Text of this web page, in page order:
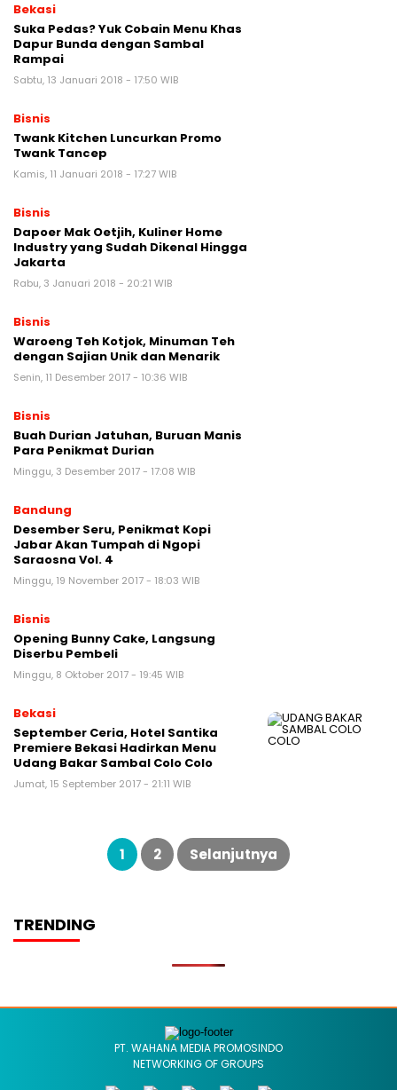
Bekasi
Suka Pedas? Yuk Cobain Menu Khas
Dapur Bunda dengan Sambal
Rampai
Sabtu, 13 Januari 2018 - 17:50 WIB
Bisnis
Twank Kitchen Luncurkan Promo
Twank Tancep
Kamis, 11 Januari 2018 - 17:27 WIB
Bisnis
Dapoer Mak Oetjih, Kuliner Home
Industry yang Sudah Dikenal Hingga
Jakarta
Rabu, 3 Januari 2018 - 20:21 WIB
Bisnis
Waroeng Teh Kotjok, Minuman Teh
dengan Sajian Unik dan Menarik
Senin, 11 Desember 2017 - 10:36 WIB
Bisnis
Buah Durian Jatuhan, Buruan Manis
Para Penikmat Durian
Minggu, 3 Desember 2017 - 17:08 WIB
Bandung
Desember Seru, Penikmat Kopi
Jabar Akan Tumpah di Ngopi
Saraosna Vol. 4
Minggu, 19 November 2017 - 18:03 WIB
Bisnis
Opening Bunny Cake, Langsung
Diserbu Pembeli
Minggu, 8 Oktober 2017 - 19:45 WIB
Bekasi
September Ceria, Hotel Santika
Premiere Bekasi Hadirkan Menu
Udang Bakar Sambal Colo Colo
Jumat, 15 September 2017 - 21:11 WIB
Paginasi
1 2 Selanjutnya
TRENDING
PT. WAHANA MEDIA PROMOSINDO
NETWORKING OF GROUPS